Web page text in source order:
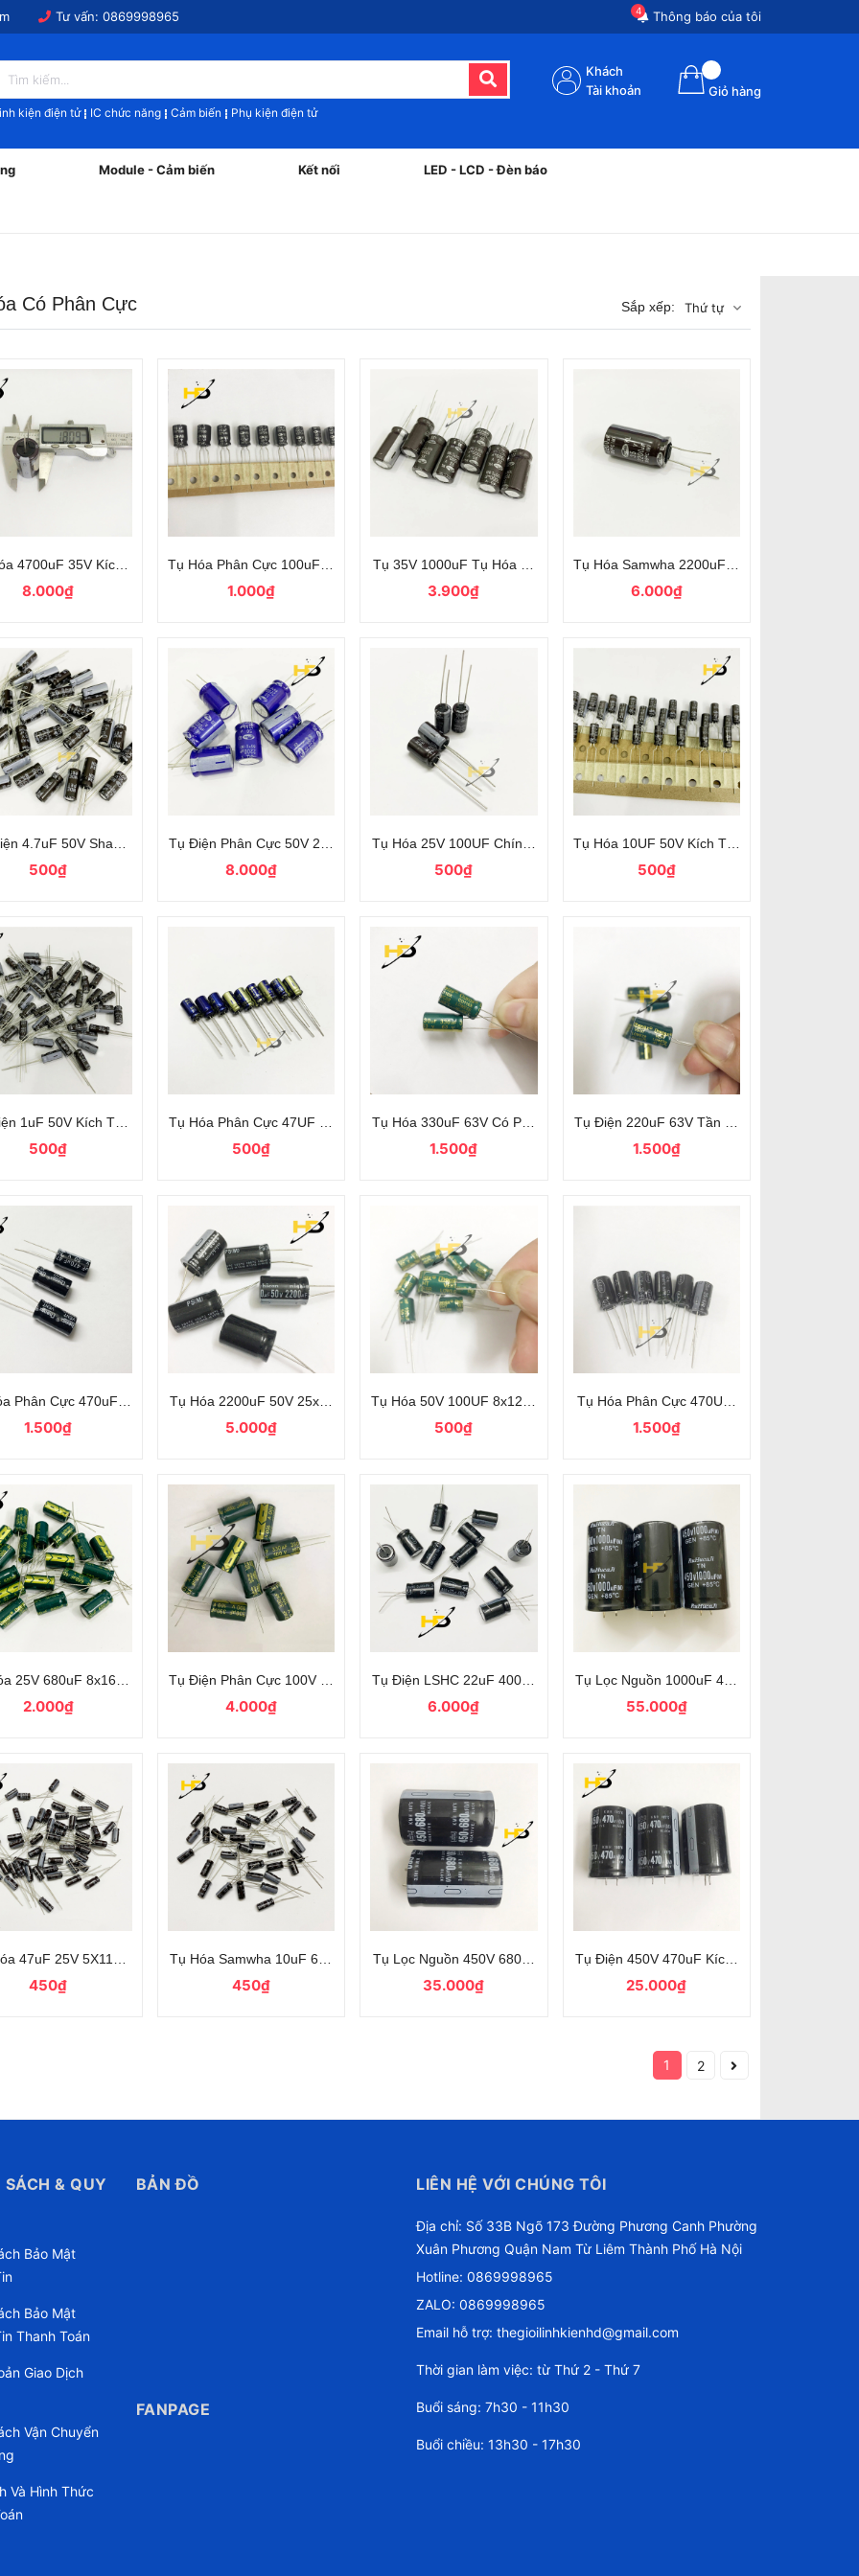
Tư vấn: 0869998965 Thông báo của tôi
4
kiện điện tử IC chức năng Cảm biến Phụ kiện điện tử
Giỏ hàng
Khách
Tài khoản
Module - Cảm biến Kết nối LED - LCD - Đèn báo
Có Phân Cực Sắp xếp: Thứ tự
4700uF 35V Kích Thước 40x18mm Màu Nâu Chính Hãng Nichicon
8.000₫
Tụ Hóa Phân Cực 100uF 50V Chính Hãng SamWha 8x12mm
1.000₫
Tụ 35V 1000uF Tụ Hóa Phân Cực Chính Hãng Samwha
3.900₫
Tụ Hóa Samwha 2200uF 35V Màu Đen Chính
6.000₫
4.7uF 50V Shamwha Hàn Quốc, Giá Rẻ
500₫
Tụ Điện Phân Cực 50V 2200UF Tần Số Cao Chính Hãng Samwha
8.000₫
Tụ Hóa 25V 100UF Chính Hãng Samwha Xuyên Lỗ
500₫
Tụ Hóa 10UF 50V Kích Thước 5x11mm Chính
500₫
1uF 50V Kích Thước 5x11mm Hàng Chính Hãng Samwha
500₫
Tụ Hóa Phân Cực 47UF 50V Shamwha 6x12mm Xuyên Lỗ
500₫
Tụ Hóa 330uF 63V Có Phân Cực, Tần Số Cao
1.500₫
Tụ Điện 220uF 63V Tần Số Cao
1.500₫
Phân Cực 470uF 50V Chongx Chân Cắm (Mới)
1.500₫
Tụ Hóa 2200uF 50V 25x16mm Tần Số Cao
5.000₫
Tụ Hóa 50V 100UF 8x12mm Tần Số Cao
500₫
Tụ Hóa Phân Cực 470UF 35V Đen, Tụ Điện
1.500₫
25V 680uF 8x16mm Tần Số Cao
2.000₫
Tụ Điện Phân Cực 100V 330uF Tần Số Cao Loại Tốt
4.000₫
Tụ Điện LSHC 22uF 400V Kích Thước 13x20mm Dùng Cho Mạch Điện Tử
6.000₫
Tụ Lọc Nguồn 1000uF 450V Kích Thước
55.000₫
47uF 25V 5X11mm Chính Hãng SAMWHA Tần Số Cao
450₫
Tụ Hóa Samwha 10uF 63V Kích Thước 8x11mm Kiểu Chân Cắm
450₫
Tụ Lọc Nguồn 450V 680uF Chân Cứng Loại Tốt
35.000₫
Tụ Điện 450V 470uF Kích thước 35x51mm
25.000₫
1 2
SÁCH & QUY
Bảo Mật
Bảo Mật
Thanh Toán
Giao Dịch
Vận Chuyển
Và Hình Thức
BẢN ĐỒ
FANPAGE
LIÊN HỆ VỚI CHÚNG TÔI
Địa chỉ: Số 33B Ngõ 173 Đường Phương Canh Phường
Xuân Phương Quận Nam Từ Liêm Thành Phố Hà Nội
Hotline: 0869998965
ZALO: 0869998965
Email hỗ trợ: thegioilinhkienhd@gmail.com
Thời gian làm việc: từ Thứ 2 - Thứ 7
Buổi sáng: 7h30 - 11h30
Buổi chiều: 13h30 - 17h30